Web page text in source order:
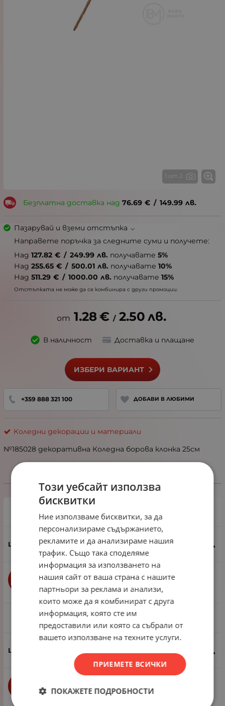
1 от 2
Безплатна доставка над 76.69 € / 149.99 лв.
Пазарувай и вземи отстъпка
Направете поръчка за следните суми и получете:
Над 127.82 € / 249.99 лв. получавате 5%
Над 255.65 € / 500.01 лв. получавате 10%
Над 511.29 € / 1000.00 лв. получавате 15%
Отстъпката не може да се комбинира с други промоции.
1.28€ / 2.50 лв.
В наличност Доставка и плащане
ИЗБЕРИ ВАРИАНТ
+359 888 321 100 ДОБАВИ В ЛЮБИМИ
Коледни декорации и материали
№185028 декоративна Коледна борова клонка 25см
Избери вариант
1.28€ / 2.50 лв.
бр. КУПИ
1 пак - 12 броя
11.50€ / 22.49 лв.
Този уебсайт използва
бисквитки
Ние използваме бисквитки, за да
персонализираме съдържанието,
рекламите и да анализираме нашия
трафик. Също така споделяме
информация за използването на
нашия сайт от ваша страна с нашите
партньори за реклама и анализи,
които може да я комбинират с друга
информация, която сте им
предоставили или която са събрали от
вашето използване на техните услуги.
ПРИЕМЕТЕ ВСИЧКИ
ПОКАЖЕТЕ ПОДРОБНОСТИ